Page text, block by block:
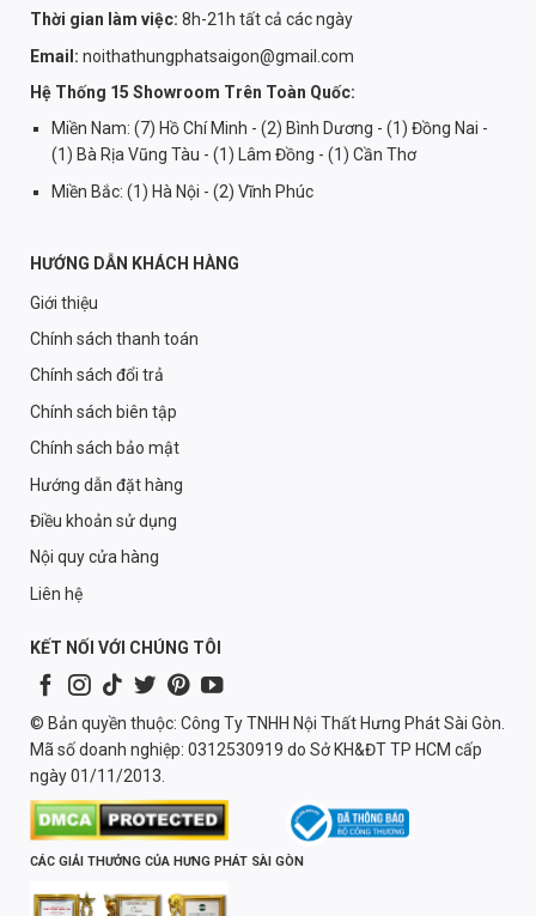
Thời gian làm việc: 8h-21h tất cả các ngày
Email: noithathungphatsaigon@gmail.com
Hệ Thống 15 Showroom Trên Toàn Quốc:
Miền Nam: (7) Hồ Chí Minh - (2) Bình Dương - (1) Đồng Nai -
(1) Bà Rịa Vũng Tàu - (1) Lâm Đồng - (1) Cần Thơ
Miền Bắc: (1) Hà Nội - (2) Vĩnh Phúc
HƯỚNG DẪN KHÁCH HÀNG
Giới thiệu
Chính sách thanh toán
Chính sách đổi trả
Chính sách biên tập
Chính sách bảo mật
Hướng dẫn đặt hàng
Điều khoản sử dụng
Nội quy cửa hàng
Liên hệ
KẾT NỐI VỚI CHÚNG TÔI
© Bản quyền thuộc: Công Ty TNHH Nội Thất Hưng Phát Sài Gòn.
Mã số doanh nghiệp: 0312530919 do Sở KH&ĐT TP HCM cấp
ngày 01/11/2013.
CÁC GIẢI THƯỞNG CỦA HƯNG PHÁT SÀI GÒN